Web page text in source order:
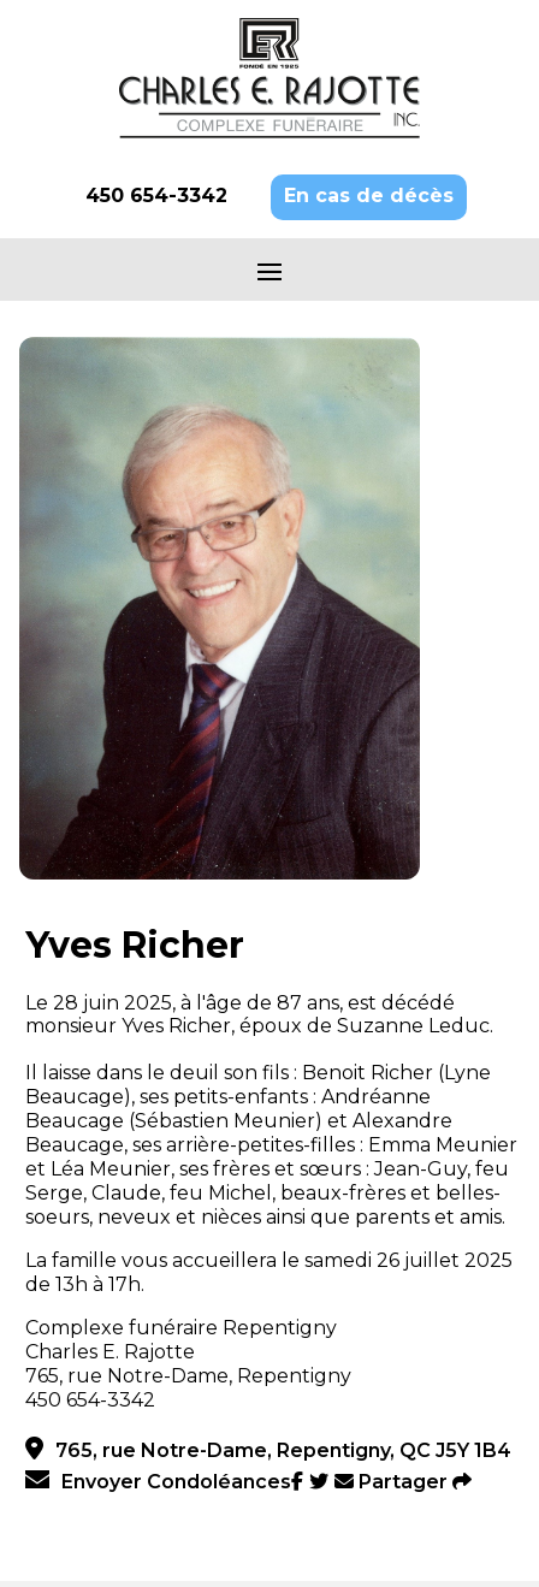
450 654-3342 En cas de décès
Yves Richer
Le 28 juin 2025, à l'âge de 87 ans, est décédé
monsieur Yves Richer, époux de Suzanne Leduc.
Il laisse dans le deuil son fils : Benoit Richer (Lyne
Beaucage), ses petits-enfants : Andréanne
Beaucage (Sébastien Meunier) et Alexandre
Beaucage, ses arrière-petites-filles : Emma Meunier
et Léa Meunier, ses frères et sœurs : Jean-Guy, feu
Serge, Claude, feu Michel, beaux-frères et belles-
soeurs, neveux et nièces ainsi que parents et amis.
La famille vous accueillera le samedi 26 juillet 2025
de 13h à 17h.
Complexe funéraire Repentigny
Charles E. Rajotte
765, rue Notre-Dame, Repentigny
450 654-3342
765, rue Notre-Dame, Repentigny, QC J5Y 1B4
Envoyer Condoléances
Partager